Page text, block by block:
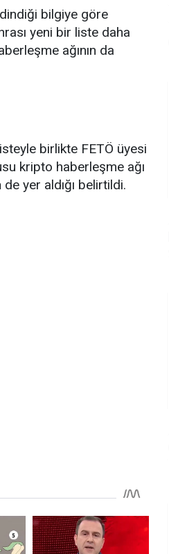
bilgiye göre
yeni bir liste daha
ağının da
birlikte FETÖ üyesi
kripto haberleşme ağı
yer aldığı belirtildi.